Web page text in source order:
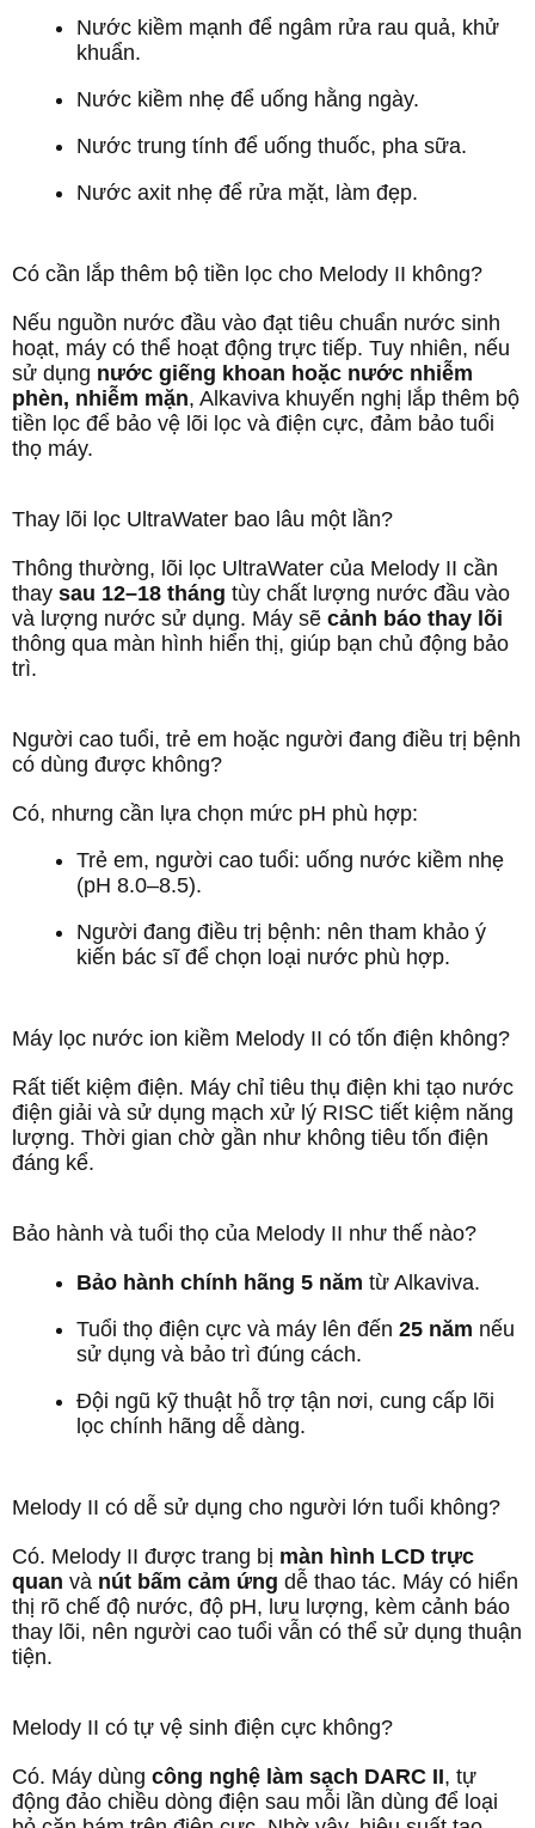
Nước kiềm mạnh để ngâm rửa rau quả, khử
khuẩn.
Nước kiềm nhẹ để uống hằng ngày.
Nước trung tính để uống thuốc, pha sữa.
Nước axit nhẹ để rửa mặt, làm đẹp.
Có cần lắp thêm bộ tiền lọc cho Melody II không?
Nếu nguồn nước đầu vào đạt tiêu chuẩn nước sinh
hoạt, máy có thể hoạt động trực tiếp. Tuy nhiên, nếu
sử dụng nước giếng khoan hoặc nước nhiễm
phèn, nhiễm mặn, Alkaviva khuyến nghị lắp thêm bộ
tiền lọc để bảo vệ lõi lọc và điện cực, đảm bảo tuổi
thọ máy.
Thay lõi lọc UltraWater bao lâu một lần?
Thông thường, lõi lọc UltraWater của Melody II cần
thay sau 12–18 tháng tùy chất lượng nước đầu vào
và lượng nước sử dụng. Máy sẽ cảnh báo thay lõi
thông qua màn hình hiển thị, giúp bạn chủ động bảo
trì.
Người cao tuổi, trẻ em hoặc người đang điều trị bệnh
có dùng được không?
Có, nhưng cần lựa chọn mức pH phù hợp:
Trẻ em, người cao tuổi: uống nước kiềm nhẹ
(pH 8.0–8.5).
Người đang điều trị bệnh: nên tham khảo ý
kiến bác sĩ để chọn loại nước phù hợp.
Máy lọc nước ion kiềm Melody II có tốn điện không?
Rất tiết kiệm điện. Máy chỉ tiêu thụ điện khi tạo nước
điện giải và sử dụng mạch xử lý RISC tiết kiệm năng
lượng. Thời gian chờ gần như không tiêu tốn điện
đáng kể.
Bảo hành và tuổi thọ của Melody II như thế nào?
Bảo hành chính hãng 5 năm từ Alkaviva.
Tuổi thọ điện cực và máy lên đến 25 năm nếu
sử dụng và bảo trì đúng cách.
Đội ngũ kỹ thuật hỗ trợ tận nơi, cung cấp lõi
lọc chính hãng dễ dàng.
Melody II có dễ sử dụng cho người lớn tuổi không?
Có. Melody II được trang bị màn hình LCD trực
quan và nút bấm cảm ứng dễ thao tác. Máy có hiển
thị rõ chế độ nước, độ pH, lưu lượng, kèm cảnh báo
thay lõi, nên người cao tuổi vẫn có thể sử dụng thuận
tiện.
Melody II có tự vệ sinh điện cực không?
Có. Máy dùng công nghệ làm sạch DARC II, tự
động đảo chiều dòng điện sau mỗi lần dùng để loại